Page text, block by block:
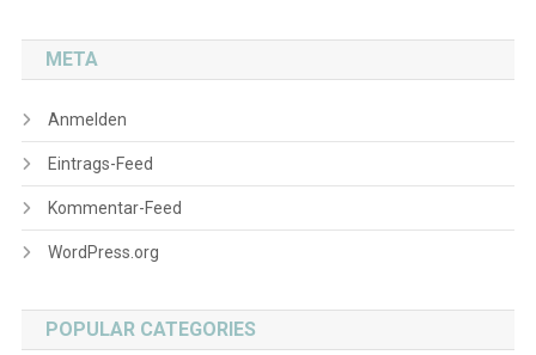
META
Anmelden
Eintrags-Feed
Kommentar-Feed
WordPress.org
POPULAR CATEGORIES